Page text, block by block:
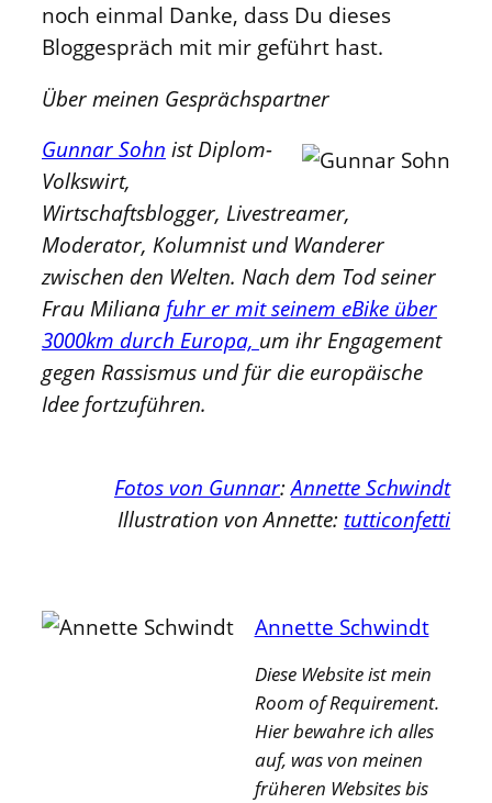
noch einmal Danke, dass Du dieses
Bloggespräch mit mir geführt hast.
Über meinen Gesprächspartner
Gunnar Sohn ist Diplom-
Volkswirt,
Wirtschaftsblogger, Livestreamer,
Moderator, Kolumnist und Wanderer
zwischen den Welten. Nach dem Tod seiner
Frau Miliana fuhr er mit seinem eBike über
3000km durch Europa, um ihr Engagement
gegen Rassismus und für die europäische
Idee fortzuführen.
Fotos von Gunnar:Annette Schwindt
Illustration von Annette: tutticonfetti
Annette Schwindt
Diese Website ist mein
Room of Requirement.
Hier bewahre ich alles
auf, was von meinen
früheren Websites bis